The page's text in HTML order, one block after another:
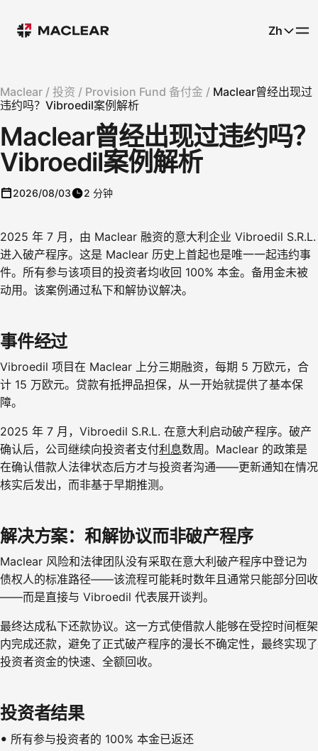
Zh
Maclear / 投资 / Provision Fund 备付金 / Maclear曾经出现过
违约吗？Vibroedil案例解析
Maclear曾经出现过违约吗？
Vibroedil案例解析
2026/08/03 2 分钟
2025 年 7 月，由 Maclear 融资的意大利企业 Vibroedil S.R.L.
进入破产程序。这是 Maclear 历史上首起也是唯一一起违约事
件。所有参与该项目的投资者均收回 100% 本金。备用金未被
动用。该案例通过私下和解协议解决。
事件经过
Vibroedil 项目在 Maclear 上分三期融资，每期 5 万欧元，合
计 15 万欧元。贷款有抵押品担保，从一开始就提供了基本保
障。
2025 年 7 月，Vibroedil S.R.L. 在意大利启动破产程序。破产
确认后，公司继续向投资者支付利息数周。Maclear 的政策是
在确认借款人法律状态后方才与投资者沟通——更新通知在情况
核实后发出，而非基于早期推测。
解决方案：和解协议而非破产程序
Maclear 风险和法律团队没有采取在意大利破产程序中登记为
债权人的标准路径——该流程可能耗时数年且通常只能部分回收
——而是直接与 Vibroedil 代表展开谈判。
最终达成私下还款协议。这一方式使借款人能够在受控时间框架
内完成还款，避免了正式破产程序的漫长不确定性，最终实现了
投资者资金的快速、全额回收。
投资者结果
所有参与投资者的 100% 本金已返还